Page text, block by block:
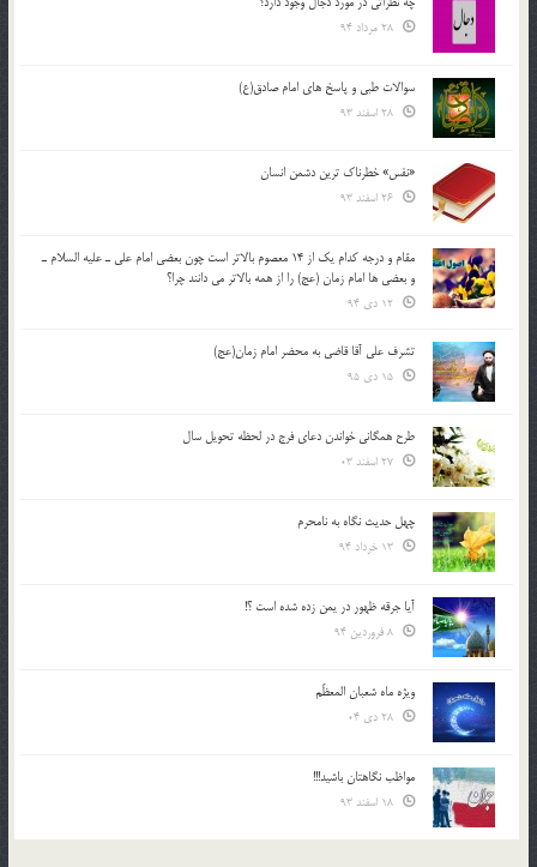
سوالات طبی و پاسخ های امام صادق(ع)
«نفس» خطرناک ترین دشمن انسان
مقام و درجه كدام يك از 14 معصوم بالاتر است چون بعضي امام علي ـ عليه السلام ـ
و بعضي ها امام زمان (عج) را از همه بالاتر مي دانند چرا؟
تشرف علي آقا قاضي به محضر امام زمان(عج)
طرح همگانی خواندن دعای فرج در لحظه تحویل سال
چهل حدیث نگاه به نامحرم
آیا جرقه ظهور در یمن زده شده است ؟!
ویژه ماه شعبان المعظّم
مواظب نگاهتان باشید!!!